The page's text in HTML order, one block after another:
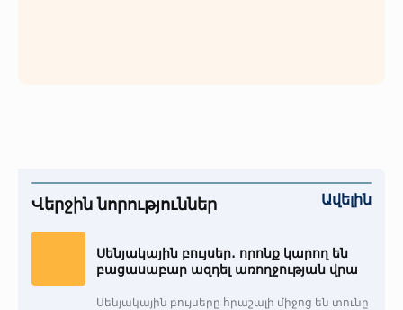
Վերջին նորություններ Ավելին
Սենյակային բույսեր․ որոնք կարող են
բացասաբար ազդել առողջության վրա
Սենյակային բույսերը հրաշալի միջոց են տունը